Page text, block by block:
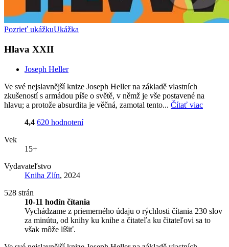
Pozrieť ukážkuUkážka
Hlava XXII
Joseph Heller
Ve své nejslavnější knize Joseph Heller na základě vlastních
zkušeností s armádou píše o světě, v němž je vše postavené na
hlavu; a protože absurdita je věčná, zamotal tento... Čítať viac
4,4 620 hodnotení
Vek
15+
Vydavateľstvo
Kniha Zlín, 2024
528 strán
10-11 hodín čítania
Vychádzame z priemerného údaju o rýchlosti čítania 230 slov
za minútu, od knihy ku knihe a čitateľa ku čitateľovi sa to
však môže líšiť.